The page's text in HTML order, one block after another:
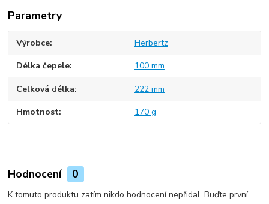
Parametry
Výrobce Herbertz
Délka čepele 100 mm
Celková délka 222 mm
Hmotnost 170 g
Hodnocení 0
K tomuto produktu zatím nikdo hodnocení nepřidal. Buďte první.